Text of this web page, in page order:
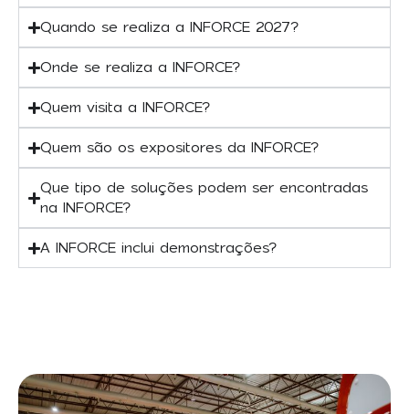
Quando se realiza a INFORCE 2027?
Onde se realiza a INFORCE?
Quem visita a INFORCE?
Quem são os expositores da INFORCE?
Que tipo de soluções podem ser encontradas
na INFORCE?
A INFORCE inclui demonstrações?